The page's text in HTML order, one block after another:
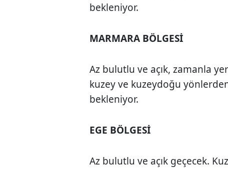
bekleniyor.
MARMARA BÖLGESİ
Az bulutlu ve açık, zamanla
kuzey ve kuzeydoğu
bekleniyor.
EGE BÖLGESİ
Az bulutlu ve açık geçecek.